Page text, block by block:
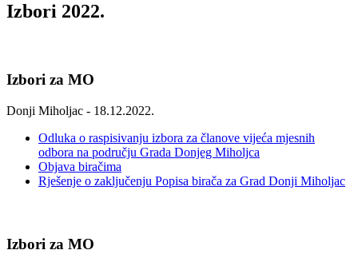
Izbori 2022.
Izbori za MO
Donji Miholjac - 18.12.2022.
Odluka o raspisivanju izbora za članove vijeća mjesnih
odbora na području Grada Donjeg Miholjca
Objava biračima
Rješenje o zaključenju Popisa birača za Grad Donji Miholjac
Izbori za MO